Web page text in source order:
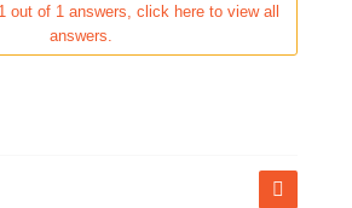
out of 1 answers, click here to view all
answers.